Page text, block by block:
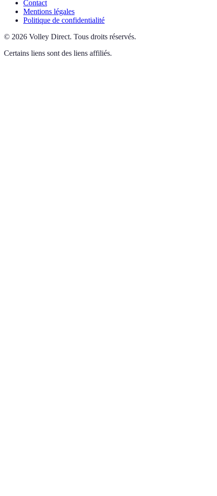
Contact
Mentions légales
Politique de confidentialité
© 2026 Volley Direct. Tous droits réservés.
Certains liens sont des liens affiliés.